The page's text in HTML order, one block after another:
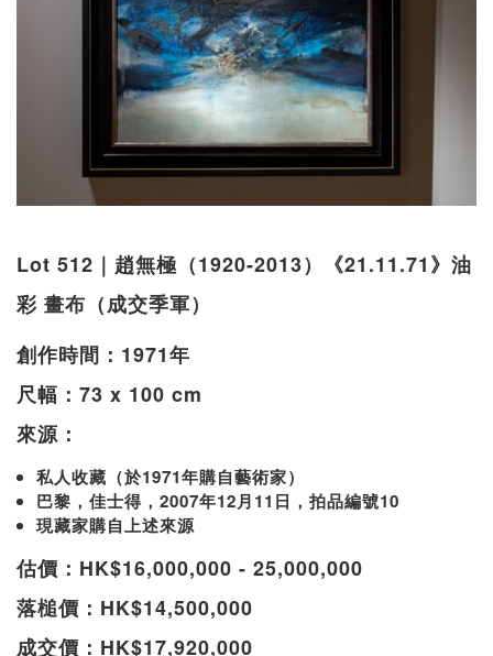
Lot 512｜趙無極（1920-2013）《21.11.71》油
彩 畫布（成交季軍）
創作時間：1971年
尺幅：73 x 100 cm
來源：
私人收藏（於1971年購自藝術家）
巴黎，佳士得，2007年12月11日，拍品編號10
現藏家購自上述來源
估價：HK$16,000,000 - 25,000,000
落槌價：HK$14,500,000
成交價：HK$17,920,000